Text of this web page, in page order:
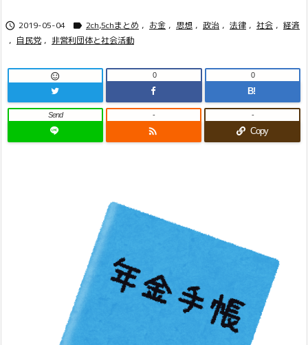
 2019-05-04  2ch,5chまとめ , お金 , 思想 , 政治 , 法律 , 社会 , 経済
, 自民党 , 非営利団体と社会活動
 0
B!
0
Send

-
Copy
-